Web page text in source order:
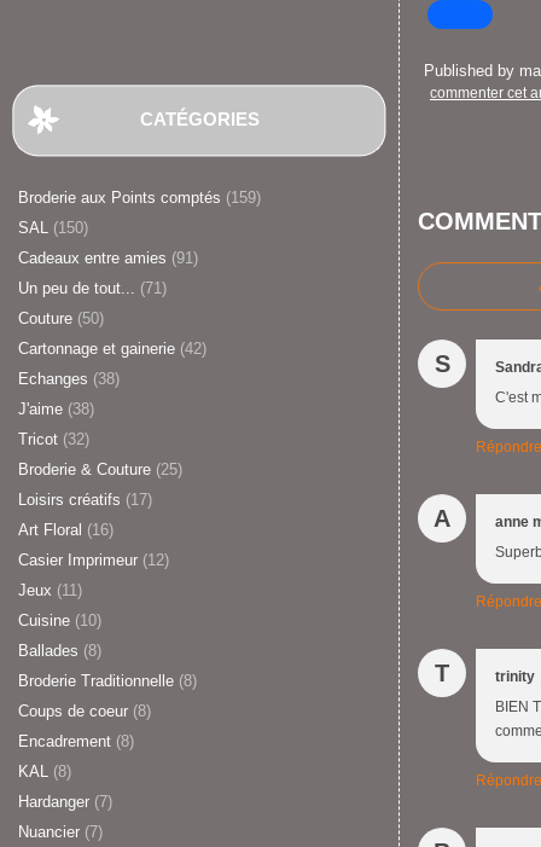
CATÉGORIES
Broderie aux Points comptés (159)
SAL (150)
Cadeaux entre amies (91)
Un peu de tout... (71)
Couture (50)
Cartonnage et gainerie (42)
Echanges (38)
J'aime (38)
Tricot (32)
Broderie & Couture (25)
Loisirs créatifs (17)
Art Floral (16)
Casier Imprimeur (12)
Jeux (11)
Cuisine (10)
Ballades (8)
Broderie Traditionnelle (8)
Coups de coeur (8)
Encadrement (8)
KAL (8)
Hardanger (7)
Nuancier (7)
Published by
commenter cet
S
C'est
Répondre
A
anne
Répondre
T trinity
BIEN
Répondre